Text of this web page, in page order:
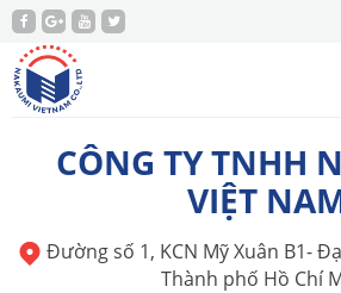
CÔNG TY TNHH
VIỆT
Đường số 1, KCN Mỹ Xuân B1-
Thành phố Hồ Chí